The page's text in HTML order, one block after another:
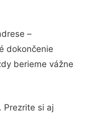
–
dokončenie
berieme vážne
Prezrite si aj